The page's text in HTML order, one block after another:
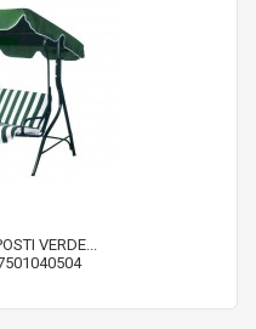
VERDE...